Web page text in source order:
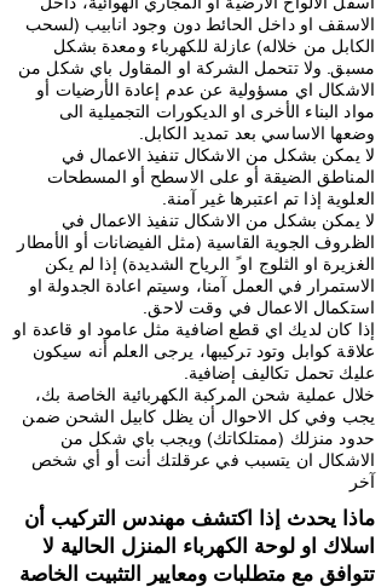
الاسقف او داخل الحائط دون وجود انابيب (لسحب
الكابل من خلاله) عازلة للكهرباء ومعدة بشكل
مسبق. ولا تتحمل الشركة او المقاول باي شكل من
الاشكال اي مسؤولية عن عدم إعادة الأرضيات أو
مواد البناء الأخرى او الديكورات التجميلية الى
وضعها الاساسي بعد تمديد الكابل.
لا يمكن بشكل من الاشكال تنفيذ الاعمال في
المناطق الضيقة أو على الاسطح أو المسطحات
العلوية إذا تم اعتبرها غير آمنة.
لا يمكن بشكل من الاشكال تنفيذ الاعمال في
الظروف الجوية القاسية (مثل الفيضانات أو الأمطار
الغزيرة او الثلوج او ً الرياح الشديدة) إذا لم يكن
الاستمرار في العمل آمنا، وسيتم اعادة الجدولة او
استكمال الاعمال في وقت لاحق.
إذا كان لديك اي قطع اضافية مثل عامود او قاعدة او
علاقة كوابل وتود تركيبها، يرجى العلم أنه سيكون
عليك تحمل تكاليف إضافية.
خلال عملية شحن المركبة الكهربائية الخاصة بك،
يجب وفي كل الاحوال أن يظل كابيل الشحن ضمن
حدود منزلك (ممتلكاتك) ويجب باي شكل من
الاشكال ان يتسبب في عرقلتك أنت أو أي شخص
آخر
ماذا يحدث إذا اكتشف مهندس التركيب أن
اسلاك او لوحة الكهرباء المنزل الحالية لا
تتوافق مع متطلبات ومعايير التثبيت الخاصة